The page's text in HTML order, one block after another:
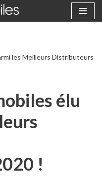
les Meilleurs Distributeurs
élu
!